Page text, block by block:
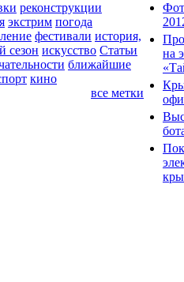
реконструкции
экстрим погода
фестивали история,
сезон искусство Статьи
ближайшие
кино
все метки
на